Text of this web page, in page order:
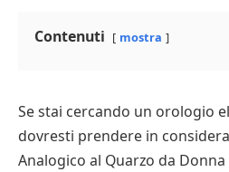
Contenuti mostra
Se stai cercando un orologio
dovresti prendere in
Analogico al Quarzo da